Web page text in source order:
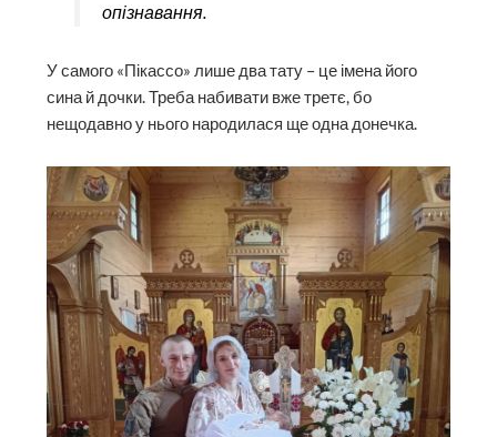
опізнавання.
У самого «Пікассо» лише два тату – це імена його
сина й дочки. Треба набивати вже третє, бо
нещодавно у нього народилася ще одна донечка.